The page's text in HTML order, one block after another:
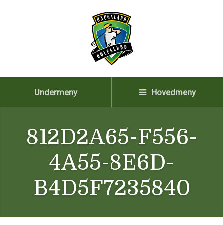
Undermeny Hovedmeny
812D2A65-F556-
4A55-8E6D-
B4D5F7235840